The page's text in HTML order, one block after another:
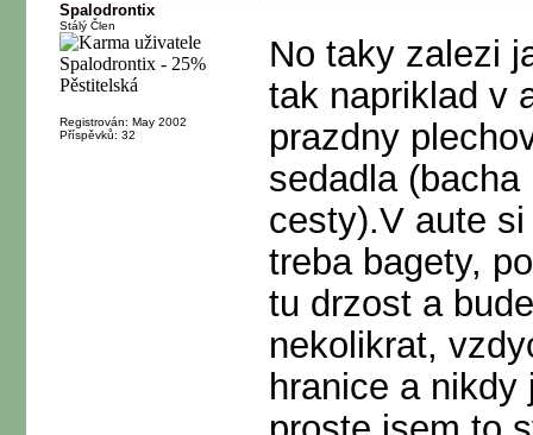
Spalodrontix
Stálý Člen
Registrován: May 2002
Příspěvků: 32
No taky zalezi
tak napriklad v
prazdny
sedadla
cesty).V aute
treba bagety,
tu drzost a
nekolikrat,
hranice a